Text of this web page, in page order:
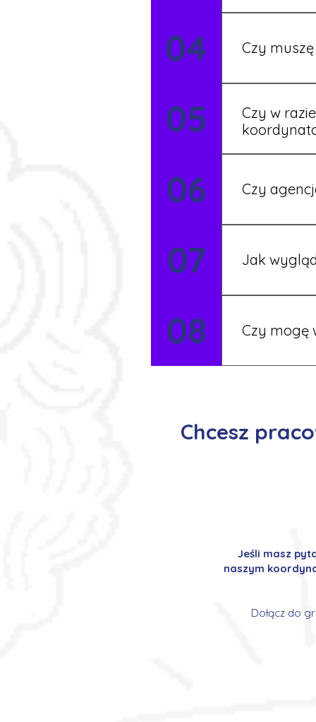
Tak, w
04 Czy
Tak, umowy
formalności
05
Czy w
06 Czy
Tak, nasi
07 Jak
Każdy
08 Czy mogę
Tak, istnieje
Chcesz
Jeśli masz
naszym
Dołącz do